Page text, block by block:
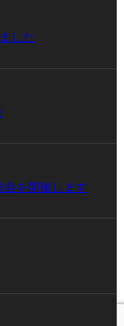
した
を開催します